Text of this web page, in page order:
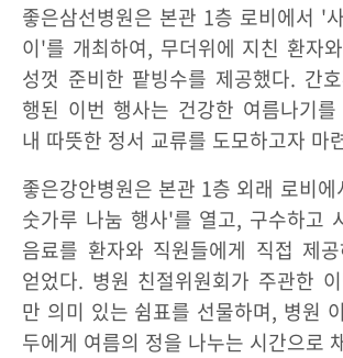
좋은삼선병원은 본관 1층 로비에서 '
이'를 개최하여, 무더위에 지친 환자
성껏 준비한 팥빙수를 제공했다. 간
행된 이번 행사는 건강한 여름나기
내 따뜻한 정서 교류를 도모하고자 마
좋은강안병원은 본관 1층 외래 로비
숫가루 나눔 행사'를 열고, 구수하고
음료를 환자와 직원들에게 직접 제
얻었다. 병원 친절위원회가 주관한
만 의미 있는 쉼표를 선물하며, 병원
두에게 여름의 정을 나누는 시간으로